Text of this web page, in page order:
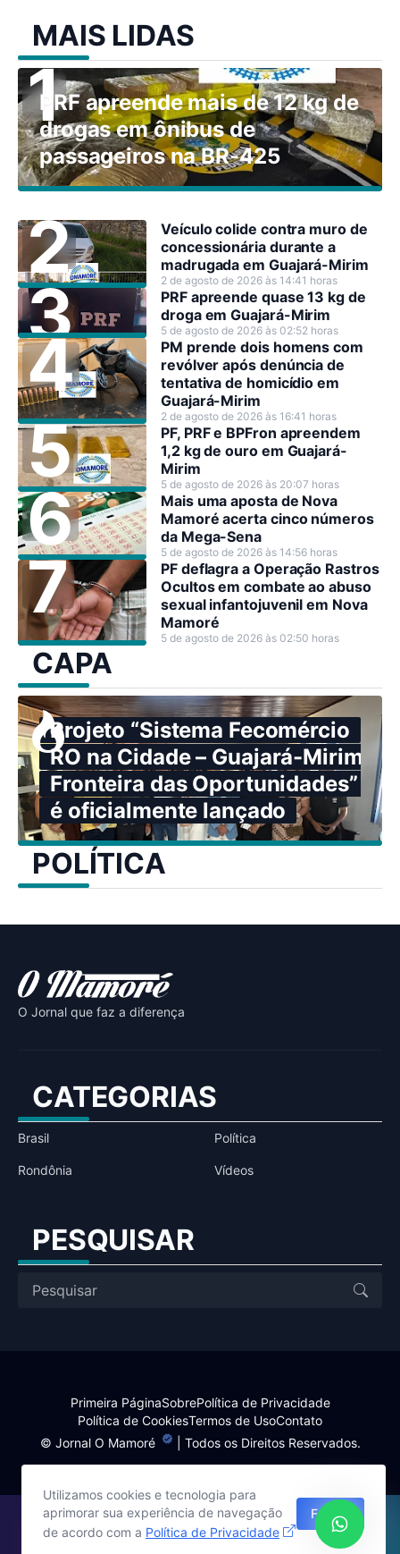
MAIS LIDAS
PRF apreende mais de 12 kg de
drogas em ônibus de
passageiros na BR-425
Veículo colide contra muro de
concessionária durante a
madrugada em Guajará-Mirim
2 de agosto de 2026 às 14:41 horas
PRF apreende quase 13 kg de
droga em Guajará-Mirim
5 de agosto de 2026 às 02:52 horas
PM prende dois homens com
revólver após denúncia de
tentativa de homicídio em
Guajará-Mirim
2 de agosto de 2026 às 16:41 horas
PF, PRF e BPFron apreendem
1,2 kg de ouro em Guajará-
Mirim
5 de agosto de 2026 às 20:07 horas
Mais uma aposta de Nova
Mamoré acerta cinco números
da Mega-Sena
5 de agosto de 2026 às 14:56 horas
PF deflagra a Operação Rastros
Ocultos em combate ao abuso
sexual infantojuvenil em Nova
Mamoré
5 de agosto de 2026 às 02:50 horas
CAPA
Projeto “Sistema Fecomércio
RO na Cidade – Guajará-Mirim:
Fronteira das Oportunidades”
é oficialmente lançado
POLÍTICA
O Jornal que faz a diferença
CATEGORIAS
Brasil Política
Rondônia Vídeos
PESQUISAR
© Jornal O Mamoré | Todos os Direitos Reservados.
Primeira PáginaSobrePolítica de Privacidade
Política de CookiesTermos de UsoContato
Utilizamos cookies e tecnologia para
aprimorar sua experiência de navegação
de acordo com a Política de Privacidade
Fechar
Site desenvolvido por:
Harlley Rebouças